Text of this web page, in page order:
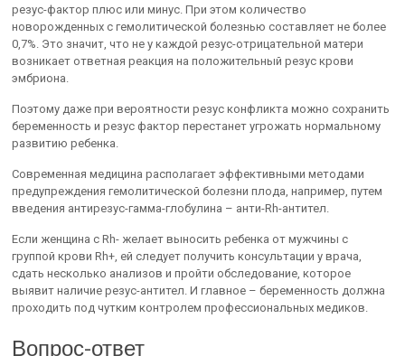
резус-фактор плюс или минус. При этом количество
новорожденных с гемолитической болезнью составляет не более
0,7%. Это значит, что не у каждой резус-отрицательной матери
возникает ответная реакция на положительный резус крови
эмбриона.
Поэтому даже при вероятности резус конфликта можно сохранить
беременность и резус фактор перестанет угрожать нормальному
развитию ребенка.
Современная медицина располагает эффективными методами
предупреждения гемолитической болезни плода, например, путем
введения антирезус-гамма-глобулина – анти-Rh-антител.
Если женщина с Rh- желает выносить ребенка от мужчины с
группой крови Rh+, ей следует получить консультации у врача,
сдать несколько анализов и пройти обследование, которое
выявит наличие резус-антител. И главное – беременность должна
проходить под чутким контролем профессиональных медиков.
Вопрос-ответ